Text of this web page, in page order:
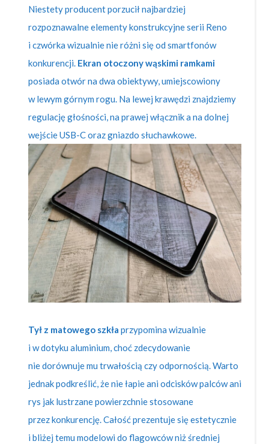
Niestety producent porzucił najbardziej
rozpoznawalne elementy konstrukcyjne serii Reno
i czwórka wizualnie nie różni się od smartfonów
konkurencji. Ekran otoczony wąskimi ramkami
posiada otwór na dwa obiektywy, umiejscowiony
w lewym górnym rogu. Na lewej krawędzi znajdziemy
regulację głośności, na prawej włącznik a na dolnej
wejście USB-C oraz gniazdo słuchawkowe.
Tył z matowego szkła przypomina wizualnie
i w dotyku aluminium, choć zdecydowanie
nie dorównuje mu trwałością czy odpornością. Warto
jednak podkreślić, że nie łapie ani odcisków palców ani
rys jak lustrzane powierzchnie stosowane
przez konkurencję. Całość prezentuje się estetycznie
i bliżej temu modelowi do flagowców niż średniej